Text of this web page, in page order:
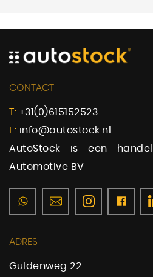
CONTACT
T: +31(0)615152523
E: info@autostock.nl
AutoStock is een
Automotive BV
ADRES
Guldenweg 22